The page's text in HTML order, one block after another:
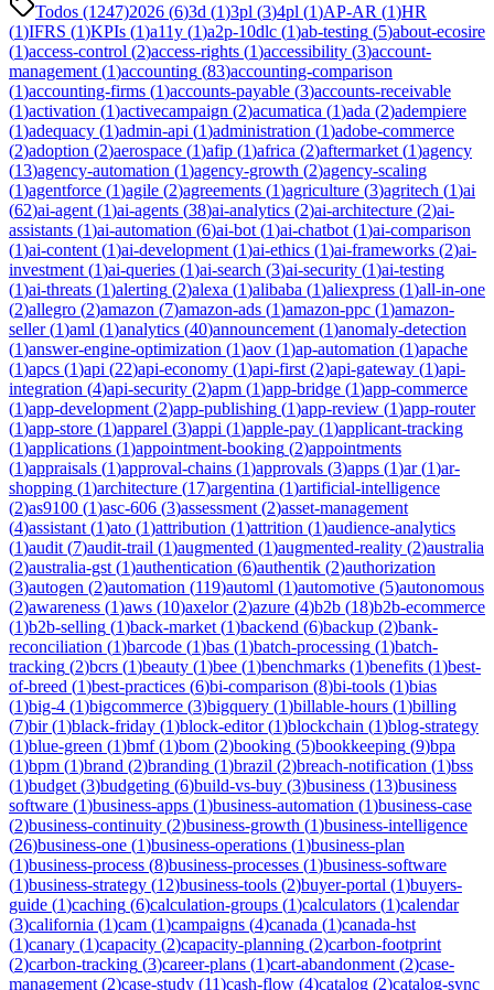
Todos (1247)2026 (6)3d (1)3pl (3)4pl (1)AP-AR (1)HR
(1)IFRS (1)KPIs (1)a11y (1)a2p-10dlc (1)ab-testing (5)about-ecosire
(1)access-control (2)access-rights (1)accessibility (3)account-
management (1)accounting (83)accounting-comparison
(1)accounting-firms (1)accounts-payable (3)accounts-receivable
(1)activation (1)activecampaign (2)acumatica (1)ada (2)adempiere
(1)adequacy (1)admin-api (1)administration (1)adobe-commerce
(2)adoption (2)aerospace (1)afip (1)africa (2)aftermarket (1)agency
(13)agency-automation (1)agency-growth (2)agency-scaling
(1)agentforce (1)agile (2)agreements (1)agriculture (3)agritech (1)ai
(62)ai-agent (1)ai-agents (38)ai-analytics (2)ai-architecture (2)ai-
assistants (1)ai-automation (6)ai-bot (1)ai-chatbot (1)ai-comparison
(1)ai-content (1)ai-development (1)ai-ethics (1)ai-frameworks (2)ai-
investment (1)ai-queries (1)ai-search (3)ai-security (1)ai-testing
(1)ai-threats (1)alerting (2)alexa (1)alibaba (1)aliexpress (1)all-in-one
(2)allegro (2)amazon (7)amazon-ads (1)amazon-ppc (1)amazon-
seller(1)aml (1)analytics (40)announcement (1)anomaly-detection
(1)answer-engine-optimization (1)aov (1)ap-automation (1)apache
(1)apcs (1)api (22)api-economy (1)api-first (2)api-gateway (1)api-
integration (4)api-security (2)apm (1)app-bridge (1)app-commerce
(1)app-development (2)app-publishing (1)app-review (1)app-router
(1)app-store (1)apparel (3)appi (1)apple-pay (1)applicant-tracking
(1)applications (1)appointment-booking (2)appointments
(1)appraisals (1)approval-chains (1)approvals (3)apps (1)ar(1)ar-
shopping (1)architecture (17)argentina (1)artificial-intelligence
(2)as9100 (1)asc-606 (3)assessment (2)asset-management
(4)assistant (1)ato (1)attribution (1)attrition (1)audience-analytics
(1)audit (7)audit-trail (1)augmented (1)augmented-reality (2)australia
(2)australia-gst (1)authentication (6)authentik (2)authorization
(3)autogen (2)automation (119)automl (1)automotive (5)autonomous
(2)awareness (1)aws (10)axelor(2)azure (4)b2b (18)b2b-ecommerce
(1)b2b-selling (1)back-market (1)backend (6)backup (2)bank-
reconciliation (1)barcode (1)bas (1)batch-processing (1)batch-
tracking (2)bcrs (1)beauty (1)bee (1)benchmarks (1)benefits (1)best-
of-breed (1)best-practices (6)bi-comparison (8)bi-tools (1)bias
(1)big-4 (1)bigcommerce (3)bigquery (1)billable-hours (1)billing
(7)bir(1)black-friday (1)block-editor(1)blockchain (1)blog-strategy
(1)blue-green (1)bmf(1)bom (2)booking (5)bookkeeping (9)bpa
(1)bpm (1)brand (2)branding (1)brazil (2)breach-notification (1)bss
(1)budget (3)budgeting (6)build-vs-buy (3)business (13)business
software (1)business-apps (1)business-automation (1)business-case
(2)business-continuity (2)business-growth (1)business-intelligence
(26)business-one (1)business-operations (1)business-plan
(1)business-process (8)business-processes (1)business-software
(1)business-strategy (12)business-tools (2)buyer-portal (1)buyers-
guide (1)caching (6)calculation-groups (1)calculators (1)calendar
(3)california (1)cam (1)campaigns (4)canada (1)canada-hst
(1)canary (1)capacity (2)capacity-planning (2)carbon-footprint
(2)carbon-tracking (3)career-plans (1)cart-abandonment (2)case-
management (2)case-study (11)cash-flow (4)catalog (2)catalog-sync